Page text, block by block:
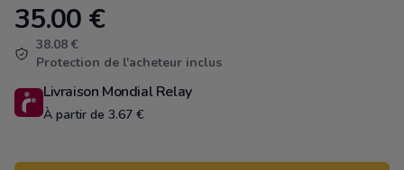
Product information
35.00 €
38.08 €
Protection de l'acheteur inclus
Livraison Mondial Relay
À partir de 3.67 €